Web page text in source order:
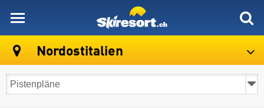
Nordostitalien